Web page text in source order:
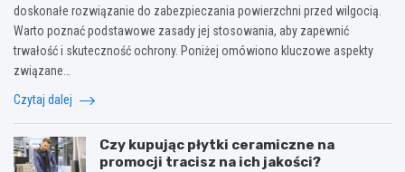
doskonałe rozwiązanie do zabezpieczania powierzchni przed wilgocią.
Warto poznać podstawowe zasady jej stosowania, aby zapewnić
trwałość i skuteczność ochrony. Poniżej omówiono kluczowe aspekty
związane…
Czytaj dalej
Czy kupując płytki ceramiczne na
promocji tracisz na ich jakości?